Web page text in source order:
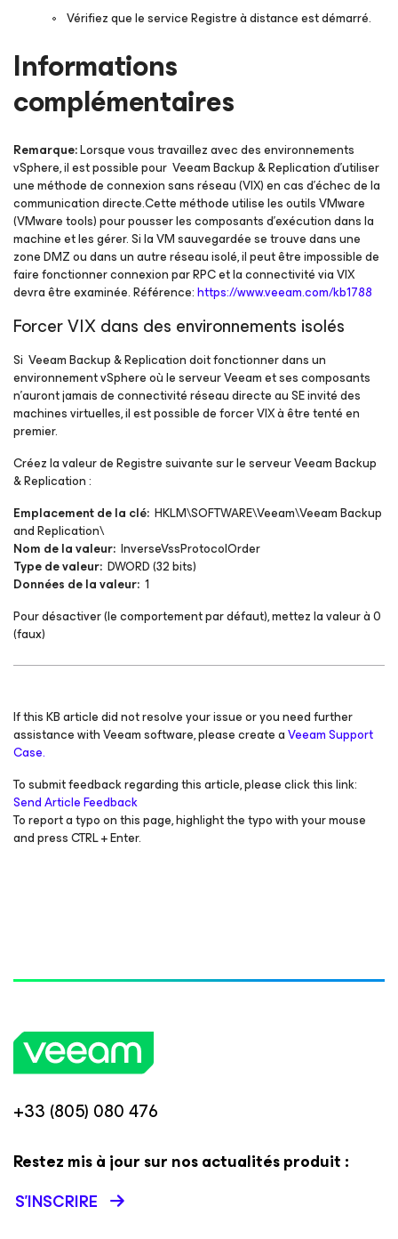
Vérifiez que le service Registre à distance est démarré.
Informations
complémentaires
Remarque:Lorsque vous travaillez avec des environnements
vSphere, il est possible pour Veeam Backup & Replication d’utiliser
une méthode de connexion sans réseau (VIX) en cas d’échec de la
communication directe.Cette méthode utilise les outils VMware
(VMware tools) pour pousser les composants d’exécution dans la
machine et les gérer. Si la VM sauvegardée se trouve dans une
zone DMZ ou dans un autre réseau isolé, il peut être impossible de
faire fonctionner connexion par RPC et la connectivité via VIX
devra être examinée. Référence:https://www.veeam.com/kb1788
Forcer VIX dans des environnements isolés
Si Veeam Backup & Replication doit fonctionner dans un
environnement vSphere où le serveur Veeam et ses composants
n’auront jamais de connectivité réseau directe au SE invité des
machines virtuelles, il est possible de forcer VIX à être tenté en
premier.
Créez la valeur de Registre suivante sur le serveur Veeam Backup
& Replication :
Emplacement de la clé: HKLM\SOFTWARE\Veeam\Veeam Backup
and Replication\
Nom de la valeur: InverseVssProtocolOrder
Type de valeur: DWORD (32 bits)
Données de la valeur: 1
Pour désactiver (le comportement par défaut), mettez la valeur à 0
(faux)
If this KB article did not resolve your issue or you need further
assistance with Veeam software, please create aVeeam Support
Case.
To submit feedback regarding this article, please click this link:
Send Article Feedback
To report a typo on this page, highlight the typo with your mouse
and press CTRL + Enter.
+33 (805) 080 476
Restez mis à jour sur nos actualités produit :
S’INSCRIRE